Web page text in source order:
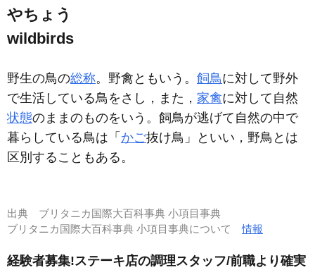
やちょう
wildbirds
野生の鳥の総称。野禽ともいう。 飼鳥に対して野外
で生活している鳥をさし，また， 家禽に対して自然
状態のままのものをいう。飼鳥が逃げて自然の中で
暮らしている鳥は「 かご抜け鳥」といい，野鳥とは
区別することもある。
出典 ブリタニカ国際大百科事典 小項目事典
ブリタニカ国際大百科事典 小項目事典について情報
経験者募集!ステーキ店の調理スタッフ/前職より確実